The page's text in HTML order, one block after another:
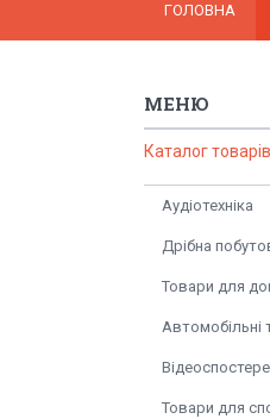
ГОЛОВНА
Каталог товарів
Аудіотехніка
Дрібна
Товари для
Автомобільні
Товари для